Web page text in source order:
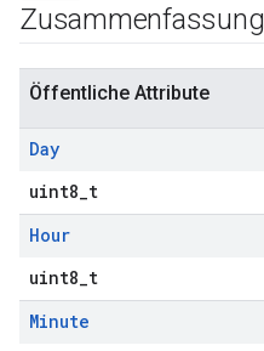
Zusammenfassung
Öffentliche Attribute
Day
uint8_t
Hour
uint8_t
Minute